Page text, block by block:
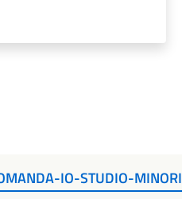
IO-STUDIO-MINORI